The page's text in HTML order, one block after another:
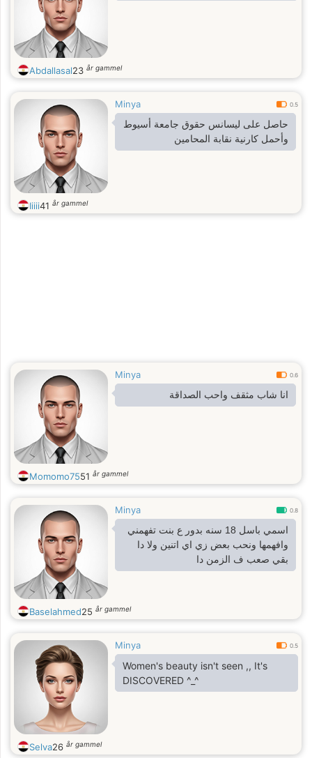
Abdallasal23 år gammel
Minya 0.5
حاصل على ليسانس حقوق جامعة أسيوط
وأحمل كارنية نقابة المحامين
Iiiii41 år gammel
Minya 0.6
انا شاب مثقف واحب الصداقة
Momomo7551 år gammel
Minya 0.8
اسمي باسل 18 سنه بدور ع بنت تفهمني
وافهمها ونحب بعض زي اي اتنين ولا دا
بقي صعب ف الزمن دا
Baselahmed25 år gammel
Minya 0.5
Women's beauty isn't seen ,, It's
DISCOVERED ^_^
Selva26 år gammel